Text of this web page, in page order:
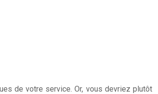
de votre service. Or, vous devriez plutôt